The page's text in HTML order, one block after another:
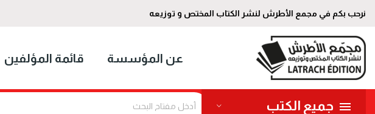
نرحب بكم في مجمع الأطرش لنشر الكتاب المختص و توزيعه
عن المؤسسة قائمة المؤلفين
جميع الكتب